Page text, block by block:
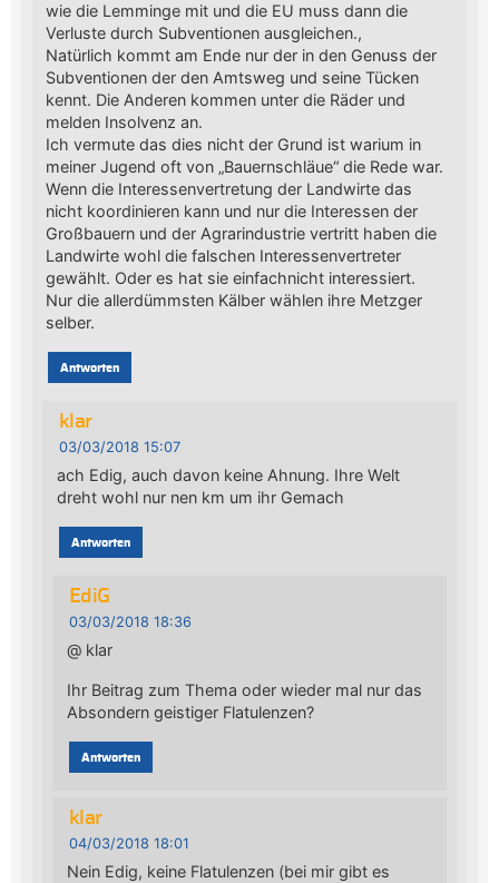
wie die Lemminge mit und die EU muss dann die
Verluste durch Subventionen ausgleichen.,
Natürlich kommt am Ende nur der in den Genuss der
Subventionen der den Amtsweg und seine Tücken
kennt. Die Anderen kommen unter die Räder und
melden Insolvenz an.
Ich vermute das dies nicht der Grund ist warium in
meiner Jugend oft von „Bauernschläue“ die Rede war.
Wenn die Interessenvertretung der Landwirte das
nicht koordinieren kann und nur die Interessen der
Großbauern und der Agrarindustrie vertritt haben die
Landwirte wohl die falschen Interessenvertreter
gewählt. Oder es hat sie einfachnicht interessiert.
Nur die allerdümmsten Kälber wählen ihre Metzger
selber.
Antworten
klar
03/03/2018 15:07
ach Edig, auch davon keine Ahnung. Ihre Welt
dreht wohl nur nen km um ihr Gemach
Antworten
EdiG
03/03/2018 18:36
@ klar
Ihr Beitrag zum Thema oder wieder mal nur das
Absondern geistiger Flatulenzen?
Antworten
klar
04/03/2018 18:01
Nein Edig, keine Flatulenzen (bei mir gibt es